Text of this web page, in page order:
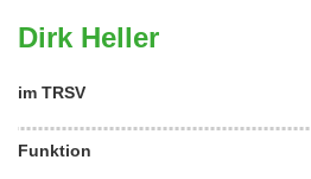
Dirk Heller
im TRSV
Funktion